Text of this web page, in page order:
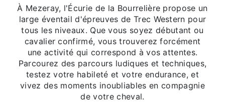
À Mezeray, l'Écurie de la Bourrelière propose un
large éventail d'épreuves de Trec Western pour
tous les niveaux. Que vous soyez débutant ou
cavalier confirmé, vous trouverez forcément
une activité qui correspond à vos attentes.
Parcourez des parcours ludiques et techniques,
testez votre habileté et votre endurance, et
vivez des moments inoubliables en compagnie
de votre cheval.